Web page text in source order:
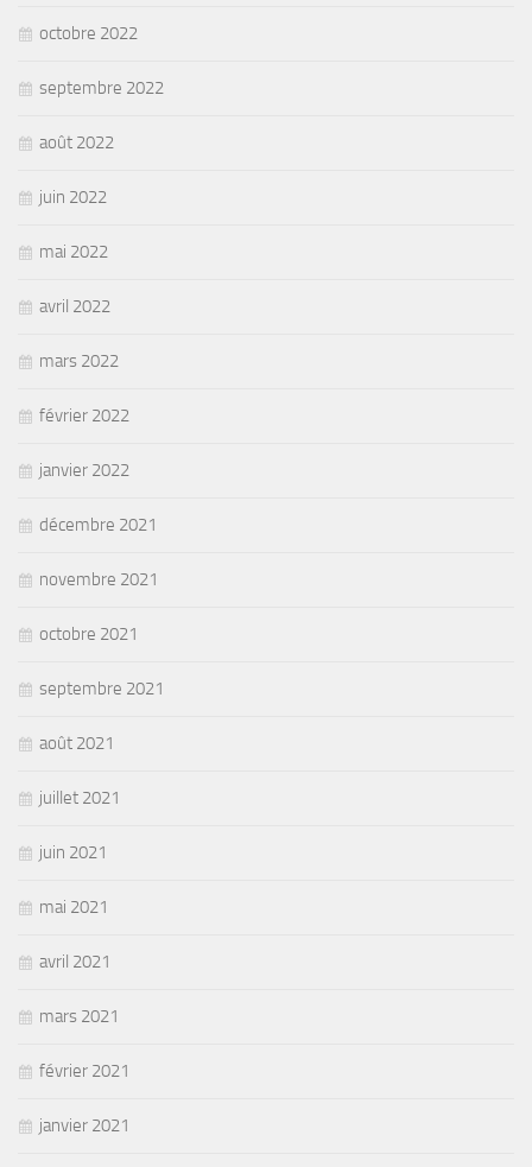
octobre 2022
septembre 2022
août 2022
juin 2022
mai 2022
avril 2022
mars 2022
février 2022
janvier 2022
décembre 2021
novembre 2021
octobre 2021
septembre 2021
août 2021
juillet 2021
juin 2021
mai 2021
avril 2021
mars 2021
février 2021
janvier 2021